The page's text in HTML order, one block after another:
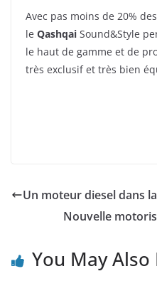
Avec pas moins de 20%
le Qashqai Sound&Style
le haut de gamme et de
très exclusif et très bien
Un moteur diesel dans
Nouvelle
You May Also